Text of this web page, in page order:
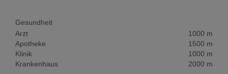
Gesundheit
Arzt
1000 m
Apotheke
1500 m
Klinik
1000 m
Krankenhaus
2000 m